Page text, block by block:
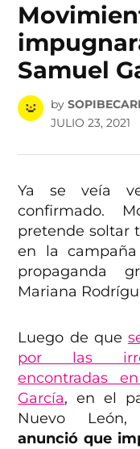
Samuel
by
JULIO 23, 2021
Ya se veía
confirmado.
pretende soltar
en la
propaganda
Mariana
Luego de que
por las
encontradas
García, en el
Nuevo León,
anunció que